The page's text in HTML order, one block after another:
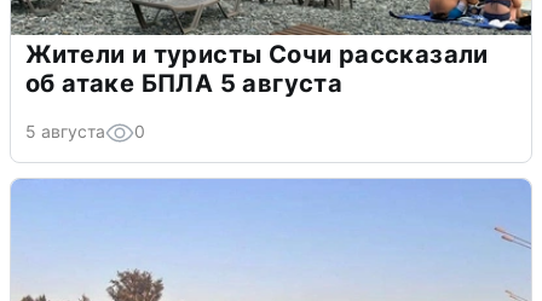
Жители и туристы Сочи рассказали
об атаке БПЛА 5 августа
5 августа 0